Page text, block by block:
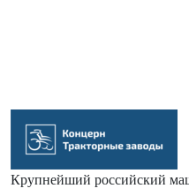
Крупнейший российский